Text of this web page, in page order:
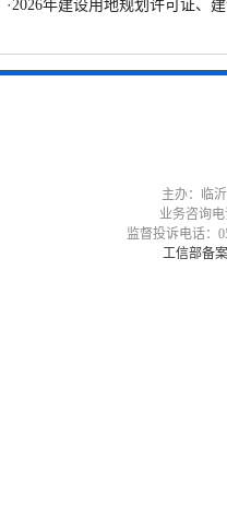
·2026年建设用地规划许可证、
主办：临
业务咨询电
监督投诉电话：
工信部备